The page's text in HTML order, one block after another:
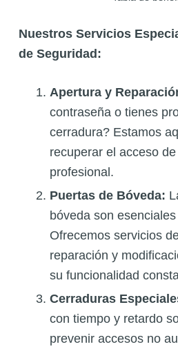
Nuestros Servicios
de Seguridad:
Apertura y
contraseña o tienes
cerradura? Estamos
recuperar el acceso
profesional.
Puertas de Bóveda:
bóveda son
Ofrecemos servicios
reparación y
su funcionalidad
Cerraduras
con tiempo y retardo
prevenir accesos no